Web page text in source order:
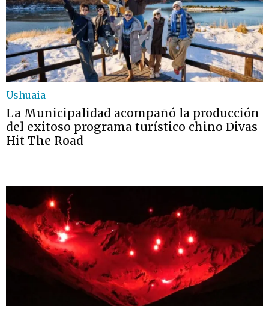
Ushuaia
La Municipalidad acompañó la producción
del exitoso programa turístico chino Divas
Hit The Road